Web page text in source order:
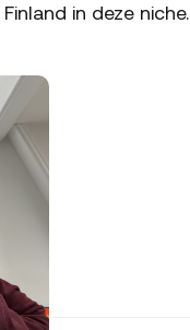
in deze niche.